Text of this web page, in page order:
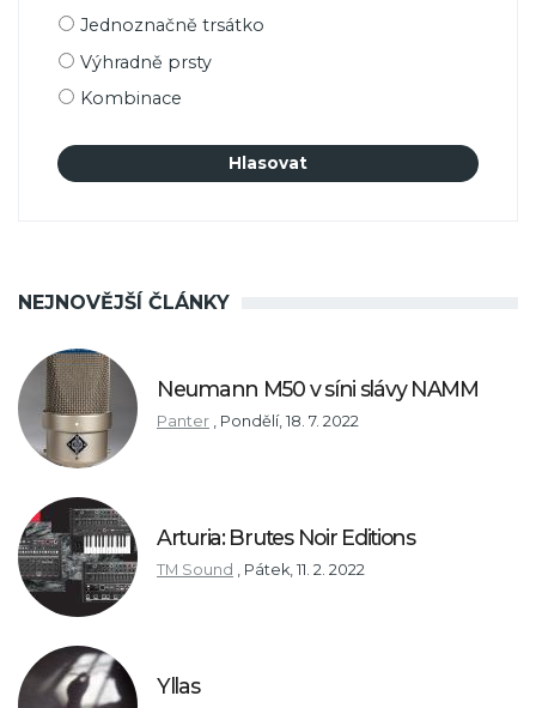
Možnosti
Jednoznačně trsátko
Výhradně prsty
Kombinace
NEJNOVĚJŠÍ ČLÁNKY
Neumann M50 v síni slávy NAMM
Panter , Pondělí, 18. 7. 2022
Arturia: Brutes Noir Editions
TM Sound , Pátek, 11. 2. 2022
Yllas